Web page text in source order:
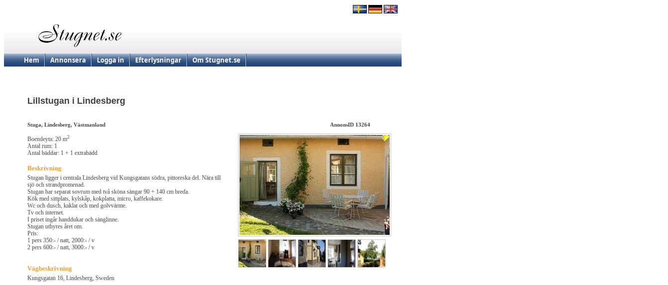
Hem Annonsera Logga in Efterlysningar Om Stugnet.se
Lillstugan i Lindesberg
Stuga, Lindesberg, Västmanland AnnonsID 13264
Boendeyta: 20 m2
Antal rum: 1
Antal bäddar: 1 + 1 extrabädd
Beskrivning
Stugan ligger i centrala Lindesberg vid Kungsgatans södra, pittoreska del. Nära till
sjö och strandpromenad.
Stugan har separat sovrum med två sköna sängar 90 + 140 cm breda.
Kök med sittplats, kylskåp, kokplatta, micro, kaffekokare.
Wc och dusch, kaklat och med golvvärme.
Tv och internet.
I priset ingår handdukar och sänglinne.
Stugan uthyres året om.
Pris:
1 pers 350:- / natt, 2000:- / v
2 pers 600:- / natt, 3000:- / v
Vägbeskrivning
Kungsgatan 16, Lindesberg, Sweden